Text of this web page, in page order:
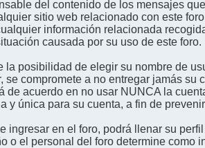
del contenido de los mensajes
sitio web relacionado con este
información relacionada
causada por su uso de este foro.
la posibilidad de elegir su nombre de
se compromete a no entregar jamás
de acuerdo en no usar NUNCA la
y única para su cuenta, a fin de
ingresar en el foro, podrá llenar su
o el personal del foro determine como